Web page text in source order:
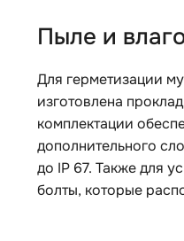
Пыле и
Для герметизации
изготовлена
комплектации
дополнительного
до IP 67. Также для
болты, которые